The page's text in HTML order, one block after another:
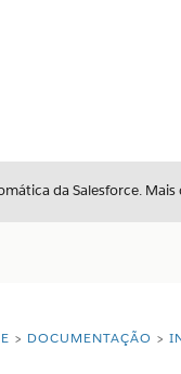
da Salesforce. Mais
DOCUMENTAÇÃO